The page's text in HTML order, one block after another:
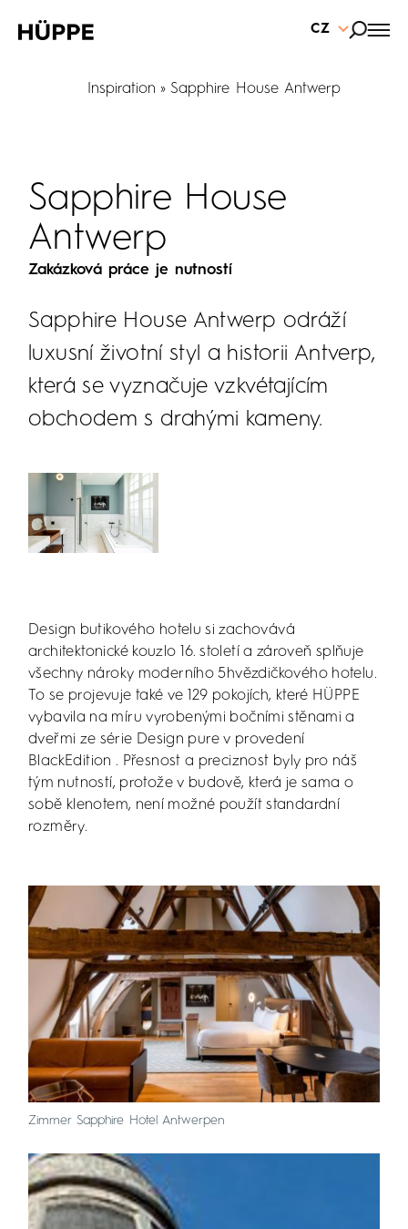
CZ
Inspiration Sapphire House Antwerp
Sapphire House
Antwerp
Zakázková práce je nutností
Sapphire House Antwerp odráží
luxusní životní styl a historii Antverp,
která se vyznačuje vzkvétajícím
obchodem s drahými kameny.
Design butikového hotelu si zachovává
architektonické kouzlo 16. století a zároveň splňuje
všechny nároky moderního 5hvězdičkového hotelu.
To se projevuje také ve 129 pokojích, které HÜPPE
vybavila na míru vyrobenými bočními stěnami a
dveřmi ze série Design pure v provedení
BlackEdition . Přesnost a preciznost byly pro náš
tým nutností, protože v budově, která je sama o
sobě klenotem, není možné použít standardní
rozměry.
Zimmer Sapphire Hotel Antwerpen